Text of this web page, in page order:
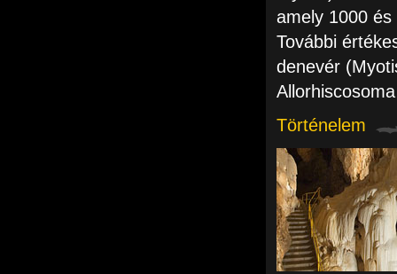
amely 1000
További
denevér
Történelem